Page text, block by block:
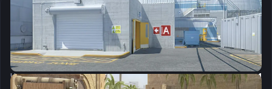
Настройки мыши
DPI:
800
Чувствительность мыши в игре:
1.44
Чувствительность мыши в зуме:
1